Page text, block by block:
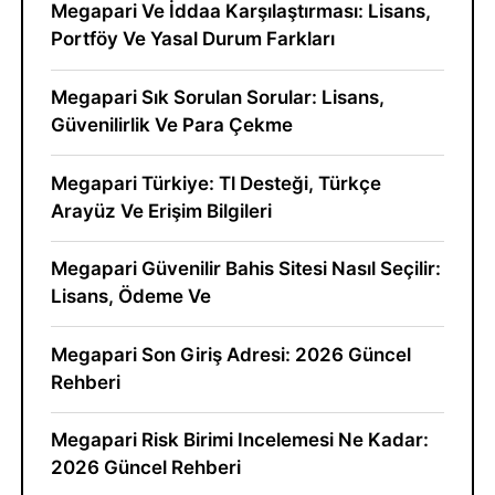
Megapari Ve İddaa Karşılaştırması: Lisans,
Portföy Ve Yasal Durum Farkları
Megapari Sık Sorulan Sorular: Lisans,
Güvenilirlik Ve Para Çekme
Megapari Türkiye: Tl Desteği, Türkçe
Arayüz Ve Erişim Bilgileri
Megapari Güvenilir Bahis Sitesi Nasıl Seçilir:
Lisans, Ödeme Ve
Megapari Son Giriş Adresi: 2026 Güncel
Rehberi
Megapari Risk Birimi Incelemesi Ne Kadar:
2026 Güncel Rehberi